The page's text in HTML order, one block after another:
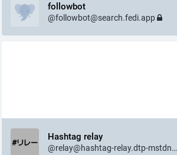
followbot
@followbot@search.fedi.app
Hashtag relay
@relay@hashtag-relay.dtp-mstdn.jp